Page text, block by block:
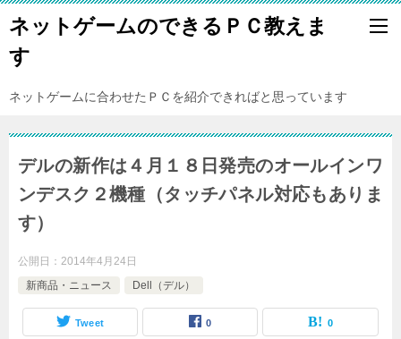
ネットゲームのできるＰＣ教えま
す
ネットゲームに合わせたＰＣを紹介できればと思っています
デルの新作は４月１８日発売のオールインワ
ンデスク２機種（タッチパネル対応もありま
す）
公開日： 2014年4月24日
新商品・ニュース
Dell（デル）
Tweet 0 0